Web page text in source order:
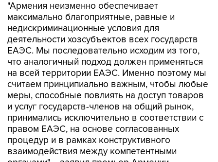
"Армения неизменно обеспечивает
максимально благоприятные, равные и
недискриминационные условия для
деятельности хозсубъектов всех государств
ЕАЭС. Мы последовательно исходим из того,
что аналогичный подход должен применяться
на всей территории ЕАЭС. Именно поэтому мы
считаем принципиально важным, чтобы любые
меры, способные повлиять на доступ товаров
и услуг государств-членов на общий рынок,
принимались исключительно в соответствии с
правом ЕАЭС, на основе согласованных
процедур и в рамках конструктивного
взаимодействия между компетентными